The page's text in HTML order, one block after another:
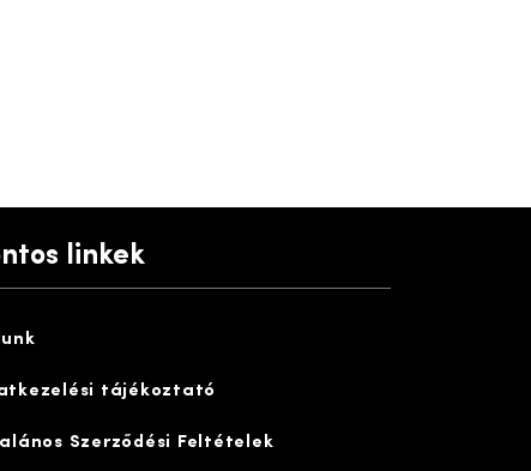
linkek
tájékoztató
Szerződési Feltételek